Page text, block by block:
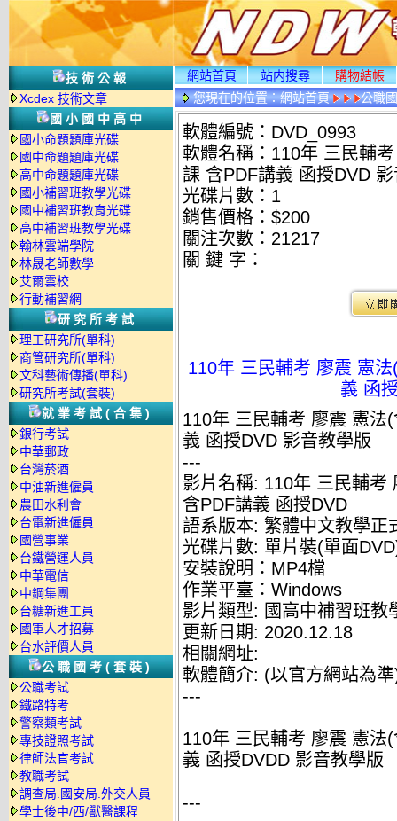
技術公報
Xcdex 技術文章
國小國中高中
國小命題題庫光碟
國中命題題庫光碟
高中命題題庫光碟
國小補習班教學光碟
國中補習班教育光碟
高中補習班教學光碟
翰林雲端學院
林晟老師數學
艾爾雲校
行動補習網
研究所考試
理工研究所(單科)
商管研究所(單科)
文科藝術傳播(單科)
研究所考試(套裝)
就業考試(合集)
銀行考試
中華郵政
台灣菸酒
中油新進僱員
農田水利會
台電新進僱員
國營事業
台鐵營運人員
中華電信
中鋼集團
台糖新進工員
國軍人才招募
台水評價人員
公職國考(套裝)
公職考試
鐵路特考
警察類考試
專技證照考試
律師法官考試
教職考試
調查局.國安局.外交人員
學士後中/西/獸醫課程
網站首頁 站内搜尋
購物結帳
您現在的位置：網站首頁 公職
軟體編號：DVD_0993
軟體名稱：110年 三民輔
課 含PDF講義 函授DVD
光碟片數：1
銷售價格：$200
關注次數： 21217
關 鍵 字：
110年 三民輔考 廖震 憲
義 函
110年 三民輔考 廖震 憲法
義 函授DVD 影音教學版
---
影片名稱: 110年 三民輔考
含PDF講義 函授DVD
語系版本: 繁體中文教學正
光碟片數: 單片裝(單面
安裝說明：MP4檔
作業平臺：Windows
影片類型: 國高中補習班教
更新日期: 2020.12.18
相關網址:
軟體簡介: (以官方網站為
---
110年 三民輔考 廖震 憲法
義 函授DVDD 影音教學版
---